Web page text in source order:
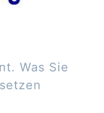
Was Sie